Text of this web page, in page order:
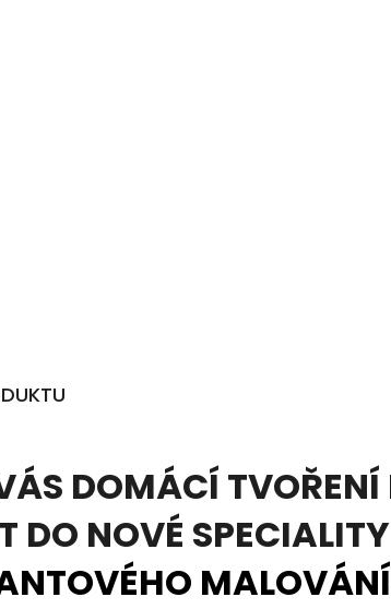
DOMÁCÍ TVOŘENÍ
DO NOVÉ
MALOVÁNÍ